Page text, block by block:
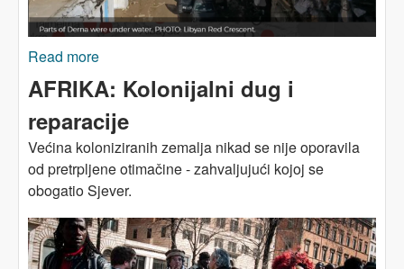
Read more
klimatske krize
AFRIKA: Kolonijalni dug i
reparacije
Većina koloniziranih zemalja nikad se nije oporavila
od pretrpljene otimačine - zahvaljujući kojoj se
obogatio Sjever.